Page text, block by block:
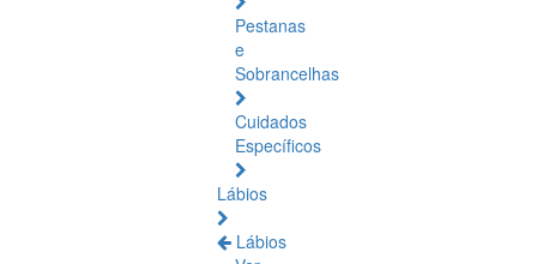
Pestanas
e
Sobrancelhas
Cuidados
Específicos
Lábios
Lábios